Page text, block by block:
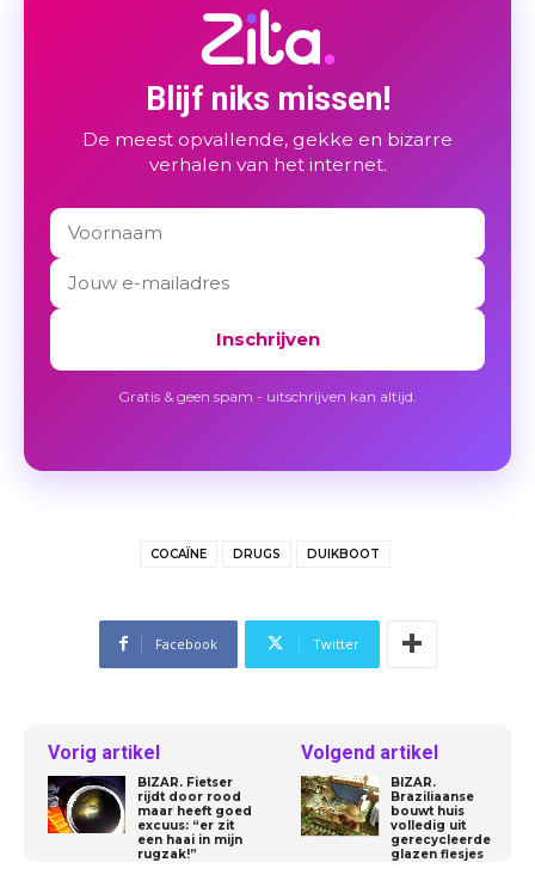
Blijf niks missen!
De meest opvallende, gekke en bizarre
verhalen van het internet.
Inschrijven
Gratis & geen spam - uitschrijven kan altijd.
COCAÏNE DRUGS DUIKBOOT
Facebook Twitter
Vorig artikel
BIZAR. Fietser
rijdt door rood
maar heeft goed
excuus: “er zit
een haai in mijn
rugzak!”
Volgend artikel
BIZAR.
Braziliaanse
bouwt huis
volledig uit
gerecycleerde
glazen flesjes